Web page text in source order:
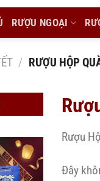
RƯỢU NGOẠI
/ RƯỢU HỘP
Rượu
Đây